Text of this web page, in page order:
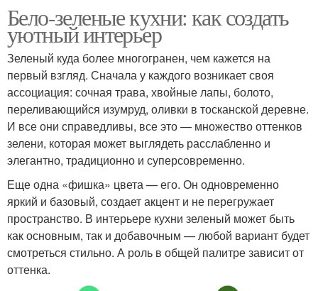
Бело-зеленые кухни: как создать
уютный интерьер
Зеленый куда более многогранен, чем кажется на
первый взгляд. Сначала у каждого возникает своя
ассоциация: сочная трава, хвойные лапы, болото,
переливающийся изумруд, оливки в тосканской деревне.
И все они справедливы, все это — множество оттенков
зелени, которая может выглядеть расслабленно и
элегантно, традиционно и суперсовременно.
Еще одна «фишка» цвета — его. Он одновременно
яркий и базовый, создает акцент и не перегружает
пространство. В интерьере кухни зеленый может быть
как основным, так и добавочным — любой вариант будет
смотреться стильно. А роль в общей палитре зависит от
оттенка.